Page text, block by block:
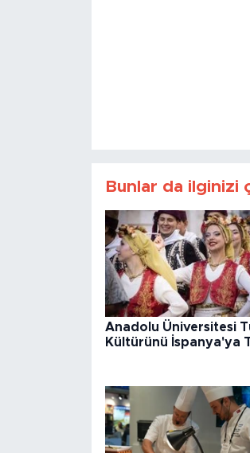
Bunlar da ilginizi
Anadolu Üniversitesi
Kültürünü İspanya'ya